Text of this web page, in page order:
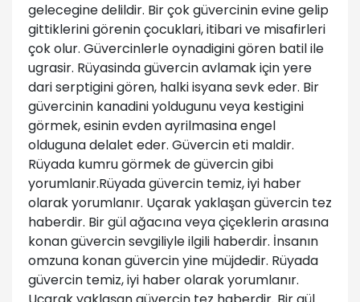
gelecegine delildir. Bir çok güvercinin evine gelip
gittiklerini görenin çocuklari, itibari ve misafirleri
çok olur. Güvercinlerle oynadigini gören batil ile
ugrasir. Rüyasinda güvercin avlamak için yere
dari serptigini gören, halki isyana sevk eder. Bir
güvercinin kanadini yoldugunu veya kestigini
görmek, esinin evden ayrilmasina engel
olduguna delalet eder. Güvercin eti maldir.
Rüyada kumru görmek de güvercin gibi
yorumlanir.Rüyada güvercin temiz, iyi haber
olarak yorumlanır. Uçarak yaklaşan güvercin tez
haberdir. Bir gül ağacına veya çiçeklerin arasına
konan güvercin sevgiliyle ilgili haberdir. İnsanın
omzuna konan güvercin yine müjdedir. Rüyada
güvercin temiz, iyi haber olarak yorumlanır.